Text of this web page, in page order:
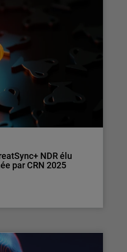
NDR élu
par CRN 2025